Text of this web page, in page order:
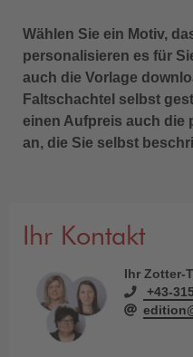
Wählen Sie ein Motiv,
personalisieren es für
auch die Vorlage
Faltschachtel selbst
einen Aufpreis auch die
an, die Sie selbst
Ihr Kontakt
Ihr Zotter-
+43-